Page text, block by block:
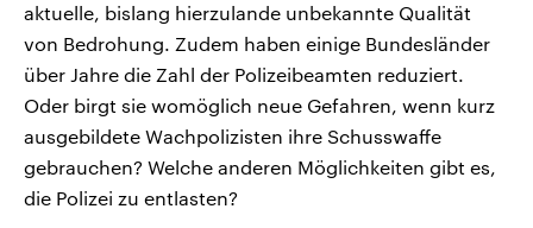
aktuelle, bislang hierzulande unbekannte Qualität
von Bedrohung. Zudem haben einige Bundesländer
über Jahre die Zahl der Polizeibeamten reduziert.
Oder birgt sie womöglich neue Gefahren, wenn kurz
ausgebildete Wachpolizisten ihre Schusswaffe
gebrauchen? Welche anderen Möglichkeiten gibt es,
die Polizei zu entlasten?